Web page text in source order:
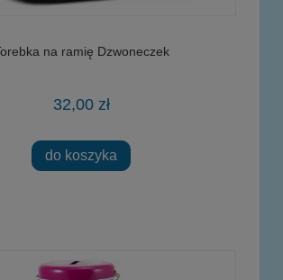
na ramię Dzwoneczek
32,00 zł
do koszyka